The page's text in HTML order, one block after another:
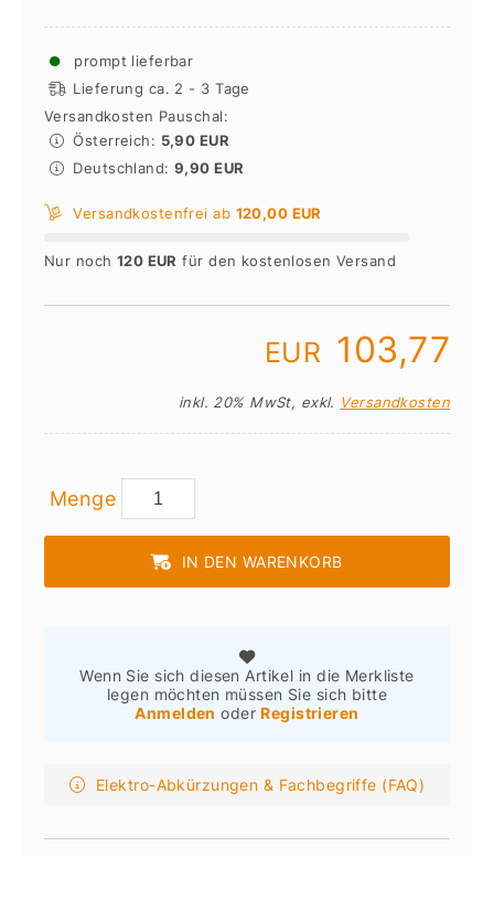
●
prompt lieferbar
Lieferung ca. 2 - 3 Tage
Versandkosten Pauschal:
Österreich: 5,90 EUR
Deutschland:9,90 EUR
Versandkostenfrei ab 120,00 EUR
Nur noch 120 EUR für den kostenlosen Versand
EUR 103,77
inkl. 20% MwSt, exkl. Versandkosten
Menge
IN DEN WARENKORB
Wenn Sie sich diesen Artikel in die Merkliste
legen möchten müssen Sie sich bitte
Anmelden oderRegistrieren
Elektro-Abkürzungen & Fachbegriffe (FAQ)